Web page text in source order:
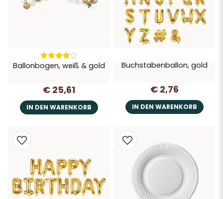
Ballonbogen, weiß & gold
€ 25,61
IN DEN WARENKORB
Buchstabenballon, gold
€ 2,76
IN DEN WARENKORB